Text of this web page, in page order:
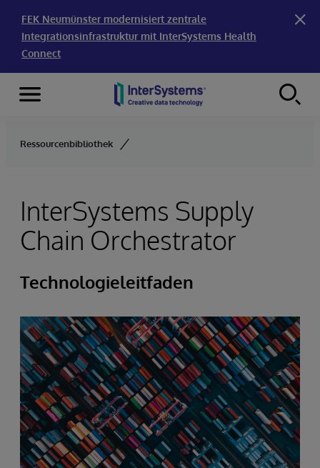
FEK Neumünster modernisiert zentrale
Integrationsinfrastruktur mit InterSystems Health
Connect
Skip to content
Menu
Ressourcenbibliothek
InterSystems Supply
Chain Orchestrator
Technologieleitfaden